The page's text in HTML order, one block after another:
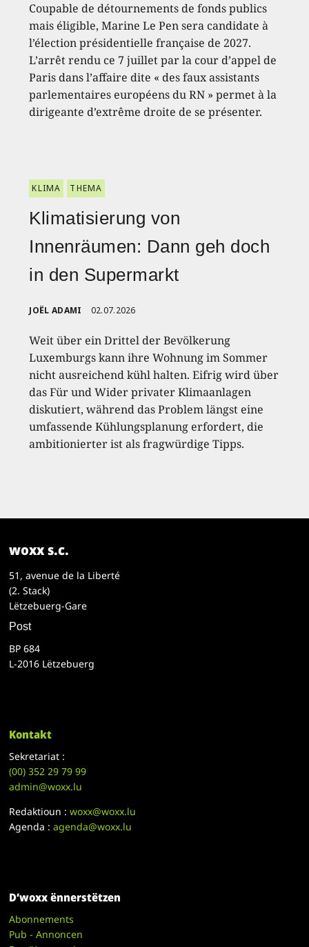
Coupable de détournements de fonds publics
mais éligible, Marine Le Pen sera candidate à
l’élection présidentielle française de 2027.
L’arrêt rendu ce 7 juillet par la cour d’appel de
Paris dans l’affaire dite « des faux assistants
parlementaires européens du RN » permet à la
dirigeante d’extrême droite de se présenter.
KLIMA THEMA
Klimatisierung von
Innenräumen: Dann geh doch
in den Supermarkt
JOËL ADAMI 02.07.2026
Weit über ein Drittel der Bevölkerung
Luxemburgs kann ihre Wohnung im Sommer
nicht ausreichend kühl halten. Eifrig wird über
das Für und Wider privater Klimaanlagen
diskutiert, während das Problem längst eine
umfassende Kühlungsplanung erfordert, die
ambitionierter ist als fragwürdige Tipps.
woxx s.c.
51, avenue de la Liberté
(2. Stack)
Lëtzebuerg-Gare
Post
BP 684
L-2016 Lëtzebuerg
Kontakt
Sekretariat :
(00)352 29 79 99
admin@woxx.lu
Redaktioun :woxx@woxx.lu
Agenda :agenda@woxx.lu
D’woxx ënnerstëtzen
Abonnements
Pub - Annoncen